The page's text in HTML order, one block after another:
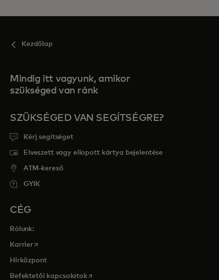
Kezdőlap
Mindig itt vagyunk, amikor
szükséged van ránk
SZÜKSÉGED VAN SEGÍTSÉGRE?
Kérj segítséget
Elveszett vagy ellopott kártya bejelentése
ATM-kereső
GYIK
CÉG
Rólunk:
Karrieropens in a new tab
Hírközpont
Befektetői kapcsolatokopens in a new tab